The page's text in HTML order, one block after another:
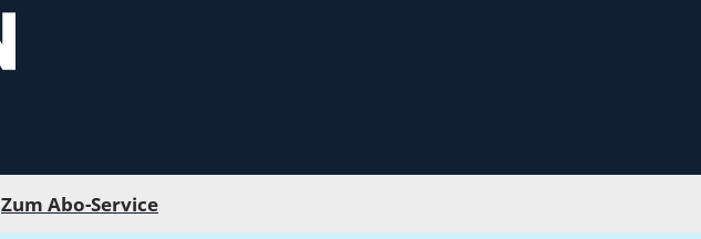
Zum Abo-Service